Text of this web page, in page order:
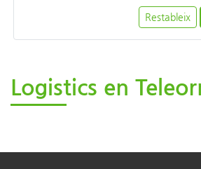
Restableix
Logistics en